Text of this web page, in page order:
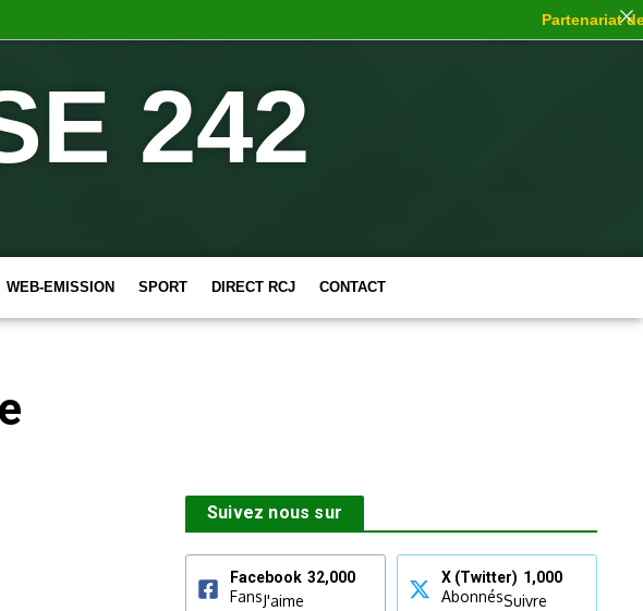
242
WEB-EMISSION SPORT DIRECT RCJ CONTACT
Suivez nous sur
Facebook 32,000
FansJ'aime
X (Twitter) 1,000
AbonnésSuivre
Partenariat de